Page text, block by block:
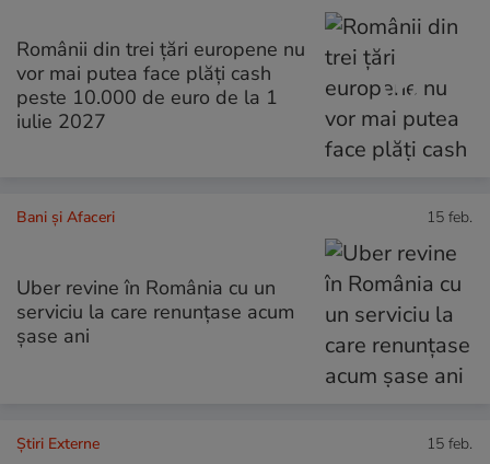
Românii din trei țări europene nu
vor mai putea face plăți cash
peste 10.000 de euro de la 1
iulie 2027
Bani și Afaceri 15 feb.
Uber revine în România cu un
serviciu la care renunțase acum
șase ani
Știri Externe 15 feb.